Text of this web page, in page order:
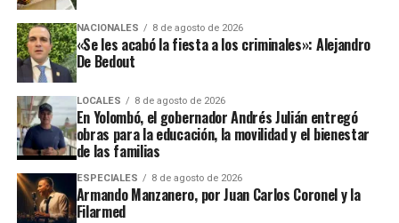
NACIONALES 8 de agosto de 2026
«Se les acabó la fiesta a los criminales»: Alejandro
De Bedout
LOCALES 8 de agosto de 2026
En Yolombó, el gobernador Andrés Julián entregó
obras para la educación, la movilidad y el bienestar
de las familias
ESPECIALES 8 de agosto de 2026
Armando Manzanero, por Juan Carlos Coronel y la
Filarmed